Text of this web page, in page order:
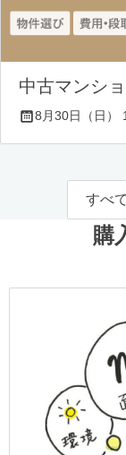
中古マンシ
8月30日（日）
すべ
購